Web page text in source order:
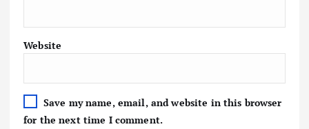
Website
Save my name, email, and website in this browser
for the next time I comment.